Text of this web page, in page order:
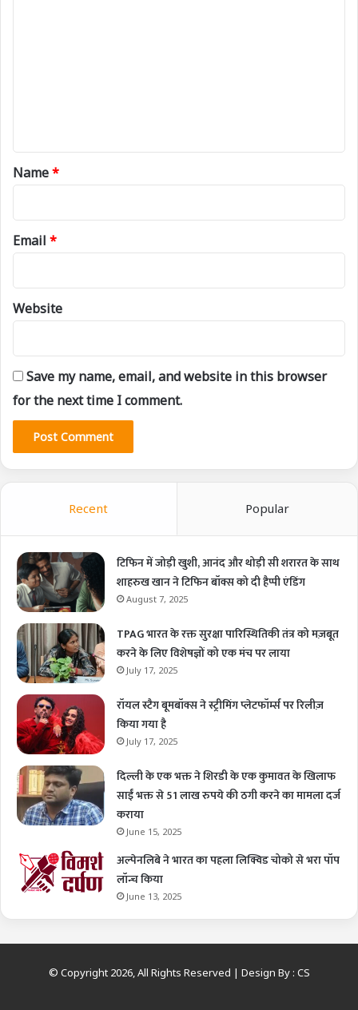
*
Name*
Email *
Website
Save my name, email, and website in this browser
for the next time I comment.
Recent Popular
टिफिन में जोड़ी खुशी, आनंद और थोड़ी सी शरारत के साथ
शाहरुख खान ने टिफिन बॉक्स को दी हैप्पी एंडिंग
August 7, 2025
TPAG भारत के रक्त सुरक्षा पारिस्थितिकी तंत्र को मज़बूत
करने के लिए विशेषज्ञों को एक मंच पर लाया
July 17, 2025
रॉयल स्टैग बूमबॉक्स ने स्ट्रीमिंग प्लेटफॉर्म्स पर रिलीज़
किया गया है
July 17, 2025
दिल्ली के एक भक्त ने शिरडी के एक कुमावत के खिलाफ
साईं भक्त से 51 लाख रुपये की ठगी करने का मामला दर्ज
कराया
June 15, 2025
अल्पेनलिबे ने भारत का पहला लिक्विड चोको से भरा पॉप
लॉन्च किया
June 13, 2025
© Copyright 2026, All Rights Reserved | Design By : CS